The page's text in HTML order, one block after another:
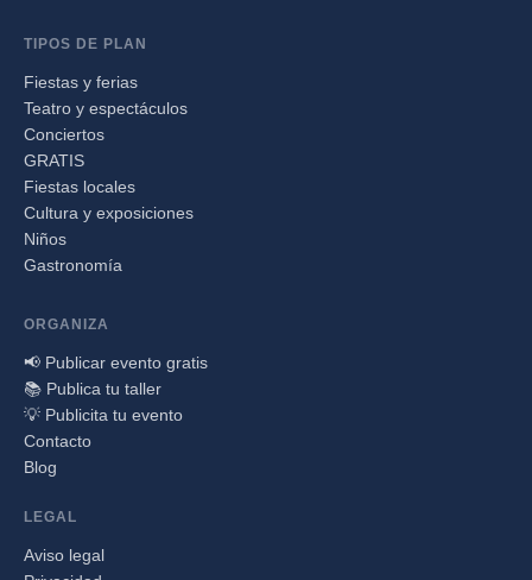
TIPOS DE PLAN
Fiestas y ferias
Teatro y espectáculos
Conciertos
GRATIS
Fiestas locales
Cultura y exposiciones
Niños
Gastronomía
ORGANIZA
📢 Publicar evento gratis
📚 Publica tu taller
💡 Publicita tu evento
Contacto
Blog
LEGAL
Aviso legal